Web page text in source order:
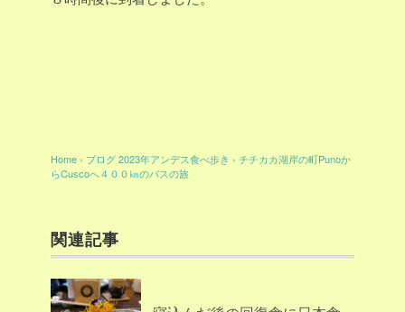
Home › ブログ2023年アンデス食べ歩き › チチカカ湖岸の町Punoか
らCuscoへ４００㎞のバスの旅
関連記事